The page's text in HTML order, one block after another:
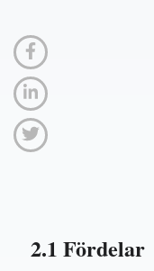
2.1 Fördelar